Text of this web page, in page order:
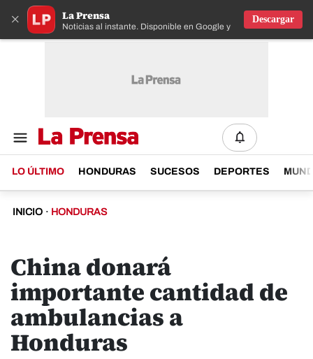
× La Prensa
Noticias al instante. Disponible en Google y IOS
Descargar
LO ÚLTIMO HONDURAS SUCESOS DEPORTES
INICIO · HONDURAS
China donará
importante cantidad de
ambulancias a
Honduras